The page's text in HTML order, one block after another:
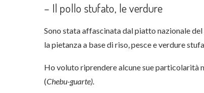
– Il pollo stufato, le verdure
Sono stata affascinata dal piatto nazionale
la pietanza a base di riso, pesce e verdure
Ho voluto riprendere alcune sue particolarità
(Chebu-guarte).